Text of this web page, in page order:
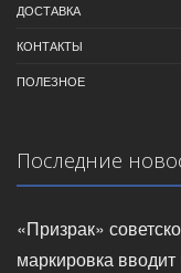
ДОСТАВКА
КОНТАКТЫ
ПОЛЕЗНОЕ
Последние
«Призрак»
маркировка